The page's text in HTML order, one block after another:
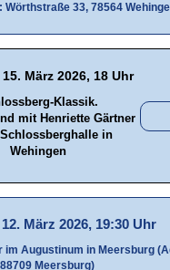
Wörthstraße 33, 78564
März 2026, 18 Uhr
Klassik.
mit Henriette Gärtner
in
Wehingen
März 2026, 19:30 Uhr
im Augustinum in Meersburg
Meersburg)